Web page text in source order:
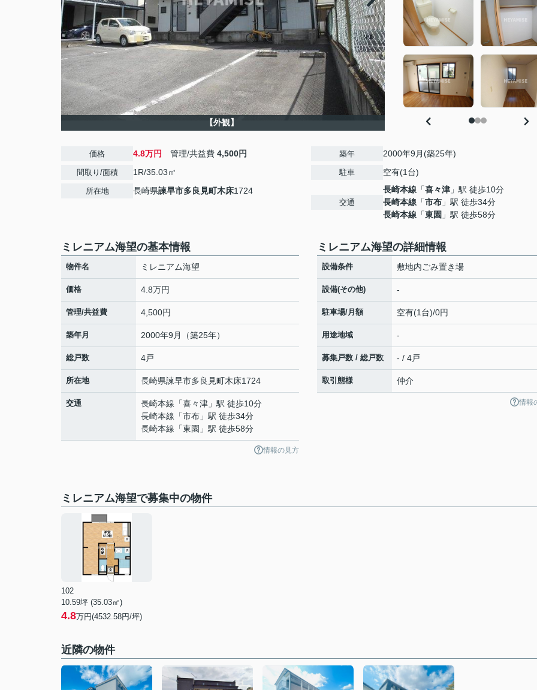
【外観】
価格 4.8万円 管理/共益費 4,500円
間取り/面積 1R/35.03㎡
所在地 長崎県諫早市多良見町木床1724
築年 2000年9月(築25年)
駐車 空有(1台)
交通
長崎本線 「喜々津 」駅 徒歩10分
長崎本線 「市布 」駅 徒歩34分
長崎本線 「東園 」駅 徒歩58分
ミレニアム海望の基本情報
物件名 ミレニアム海望
価格 4.8万円
管理/共益費 4,500円
築年月 2000年9月（築25年）
総戸数 4戸
所在地 長崎県諫早市多良見町木床1724
交通 長崎本線 「喜々津 」駅 徒歩10分
長崎本線 「市布 」駅 徒歩34分
長崎本線 「東園 」駅 徒歩58分
情報の見方
ミレニアム海望の詳細情報
設備条件 敷地内ごみ置き場
設備(その他) -
駐車場/月額 空有(1台)/0円
用途地域 -
募集戸数 / 総戸数 - / 4戸
取引態様 仲介
情報
ミレニアム海望で募集中の物件
102
10.59坪 (35.03㎡)
4.8万円(4532.58円/坪)
近隣の物件